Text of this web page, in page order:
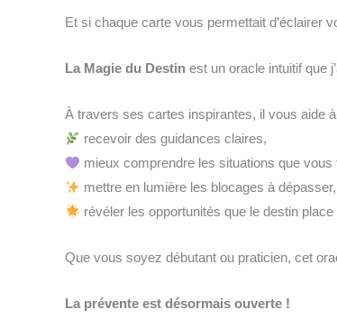
Et si chaque carte vous permettait d’éclairer
La Magie du Destin est un oracle intuitif que
À travers ses cartes inspirantes, il vous aide
recevoir des guidances claires,
mieux comprendre les situations que vous
mettre en lumière les blocages à dépasser,
révéler les opportunités que le destin
Que vous soyez débutant ou praticien, cet
La prévente est désormais ouverte !